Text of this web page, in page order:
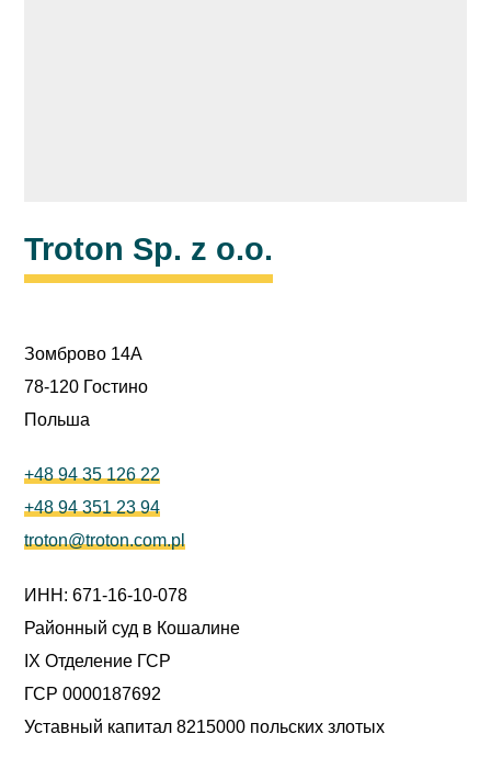
Troton Sp. z o.o.
Зомброво 14A
78-120 Гостино
Польша
+48 94 35 126 22
+48 94 351 23 94
troton@troton.com.pl
ИНН: 671-16-10-078
Районный суд в Кошалине
IX Отделение ГСР
ГСР 0000187692
Уставный капитал 8215000 польских злотых